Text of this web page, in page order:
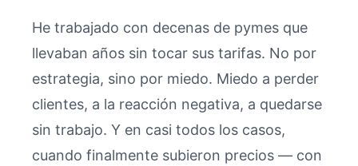
He trabajado con decenas de pymes que
llevaban años sin tocar sus tarifas. No por
estrategia, sino por miedo. Miedo a perder
clientes, a la reacción negativa, a quedarse
sin trabajo. Y en casi todos los casos,
cuando finalmente subieron precios — con